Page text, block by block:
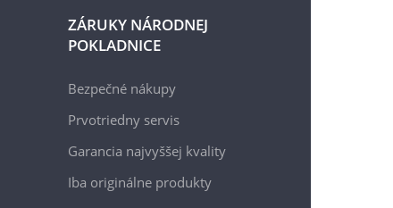
ZÁRUKY NÁRODNEJ
POKLADNICE
Bezpečné nákupy
Prvotriedny servis
Garancia najvyššej kvality
Iba originálne produkty